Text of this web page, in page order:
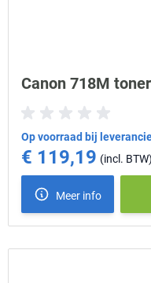
Canon 718M
Op voorraad bij
€ 119,19
Meer info